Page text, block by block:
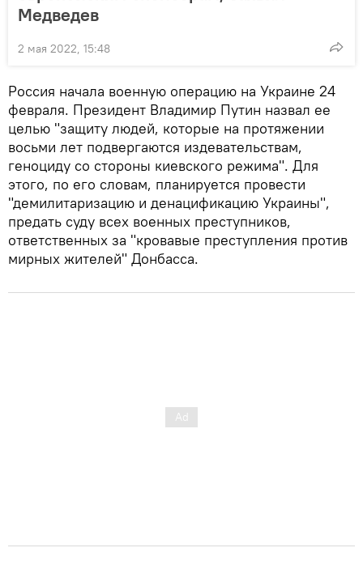
Медведев
2 мая 2022, 15:48
Россия начала военную операцию на Украине 24
февраля. Президент Владимир Путин назвал ее
целью "защиту людей, которые на протяжении
восьми лет подвергаются издевательствам,
геноциду со стороны киевского режима". Для
этого, по его словам, планируется провести
"демилитаризацию и денацификацию Украины",
предать суду всех военных преступников,
ответственных за "кровавые преступления против
мирных жителей" Донбасса.